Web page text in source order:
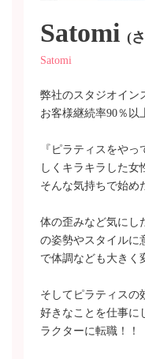
Satomi (
Satomi
弊社のスタジオイン
お客様継続率90％以
『ピラティスをや
しくキラキラした女
そんな気持ちで始め
体の歪みなど気にし
の姿勢やスタイルに
で体調なども大きく
そしてピラティスの
好きなことを仕事に
ラクターに転職！！